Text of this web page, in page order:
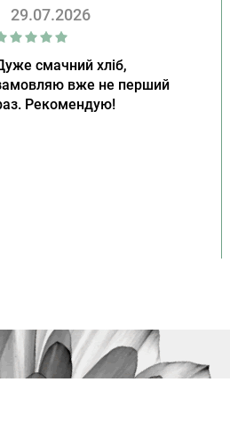
29.07.2026
смачний хліб,
вже не перший
Рекомендую!